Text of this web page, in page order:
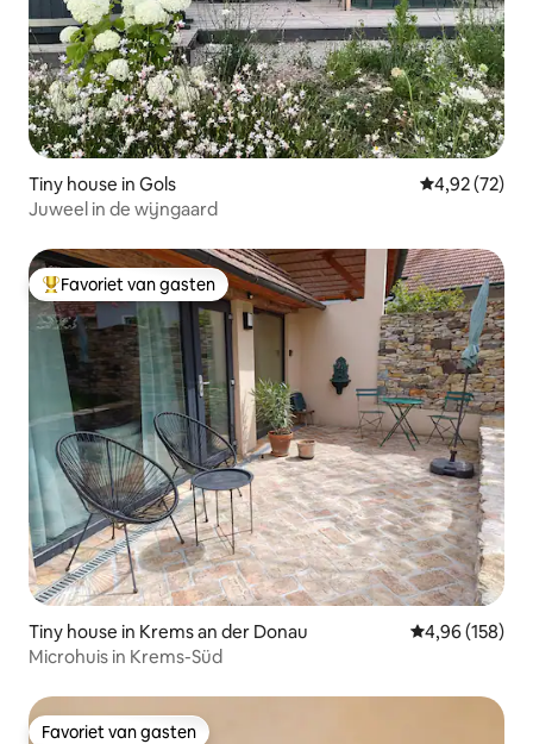
Tiny house in Gols Gemiddelde
4,92 (72)
Juweel in de wijngaard
Topfavoriet van gasten
Favoriet van gasten
Tiny house in Krems an der Donau Gemiddelde
4,96 (158)
Microhuis in Krems-Süd
Favoriet van gasten